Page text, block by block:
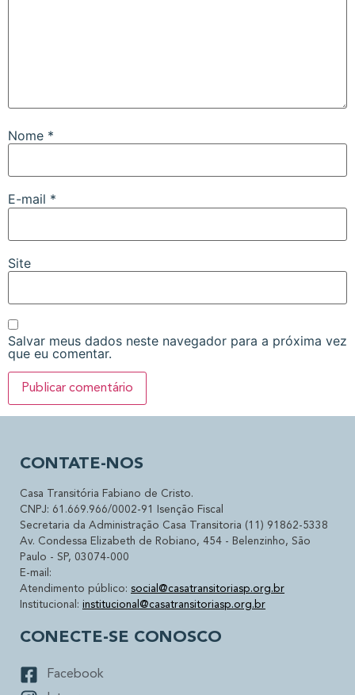
Nome *
E-mail *
Site
Salvar meus dados neste navegador para a próxima vez
que eu comentar.
CONTATE-NOS
Casa Transitória Fabiano de Cristo.
CNPJ: 61.669.966/0002-91 Isenção Fiscal
Secretaria da Administração Casa Transitoria (11) 91862-5338
Av. Condessa Elizabeth de Robiano, 454 - Belenzinho, São
Paulo - SP, 03074-000
E-mail:
Atendimento público: social@casatransitoriasp.org.br
Institucional: institucional@casatransitoriasp.org.br
CONECTE-SE CONOSCO
Facebook